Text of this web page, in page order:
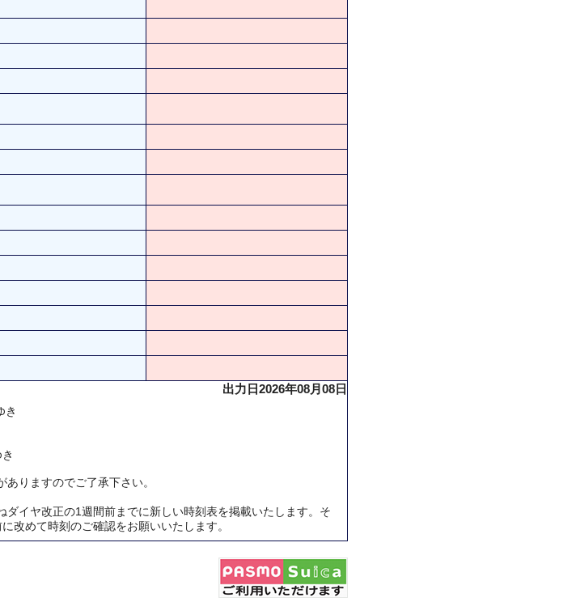
出力日2026年08月08日
き
りますのでご了承下さい。
イヤ改正の1週間前までに新しい時刻表を掲載いたします。そ
改めて時刻のご確認をお願いいたします。